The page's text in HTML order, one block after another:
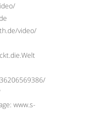
video/
www.s-